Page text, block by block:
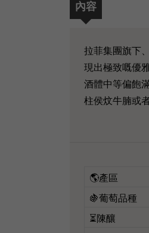
內容
拉菲集團旗下
現出極致嘅優
酒體中等偏飽
柱侯炆牛腩或
🌎產區
🍇葡萄品種
⏳陳釀